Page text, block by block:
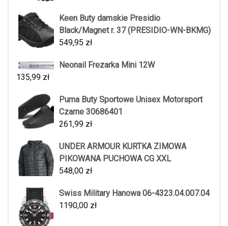
Keen Buty damskie Presidio
Black/Magnet r. 37 (PRESIDIO-WN-BKMG)
549,95 zł
Neonail Frezarka Mini 12W
135,99 zł
Puma Buty Sportowe Unisex Motorsport
Czarne 30686401
261,99 zł
UNDER ARMOUR KURTKA ZIMOWA
PIKOWANA PUCHOWA CG XXL
548,00 zł
Swiss Military Hanowa 06-4323.04.007.04
1190,00 zł